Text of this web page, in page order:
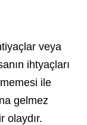
veya
ihtyaçları
ile
gelmez
olaydır.